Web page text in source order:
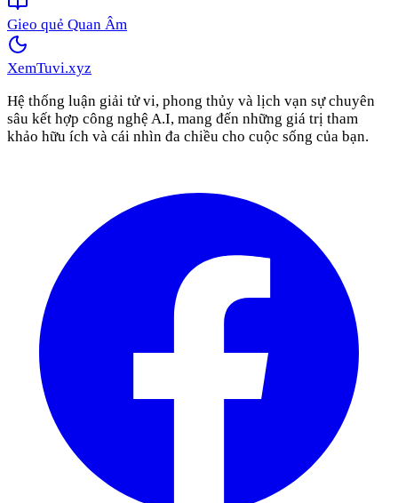
Gieo quẻ Quan Âm
XemTuvi.xyz
Hệ thống luận giải tử vi, phong thủy và lịch vạn sự chuyên
sâu kết hợp công nghệ A.I, mang đến những giá trị tham
khảo hữu ích và cái nhìn đa chiều cho cuộc sống của bạn.